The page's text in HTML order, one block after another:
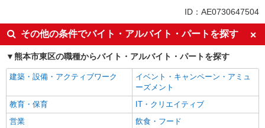
ID：AE0730647504
その他の条件でバイト・アルバイト・パートを探す
熊本市東区の職種からバイト・アルバイト・パートを探す
建築・設備・アクティブワーク
イベント・キャンペーン・アミュ
ーズメント
教育・保育
IT・クリエイティブ
営業
飲食・フード